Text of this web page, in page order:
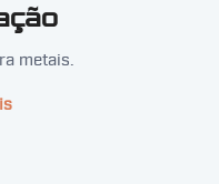
metais.